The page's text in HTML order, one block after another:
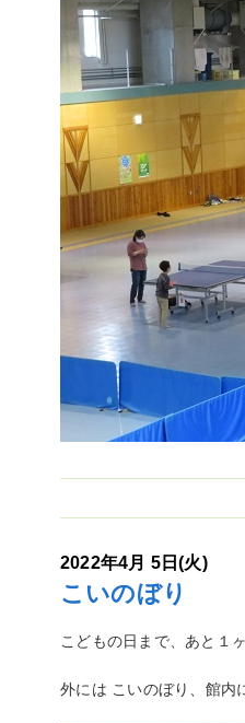
2022年4月 5日(火)
こいのぼり
こどもの日まで、あと１
外には こいのぼり、館内